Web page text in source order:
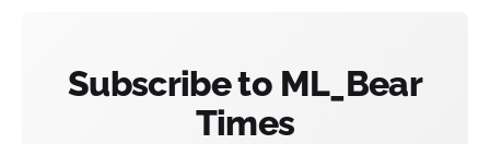
Subscribe to ML_Bear
Times